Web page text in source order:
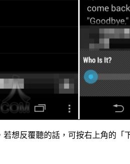
想反覆聽的話，可按右上角的「